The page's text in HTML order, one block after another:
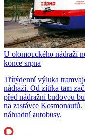
U olomouckého nádraží
konce srpna
Třítýdenní výluka
nádraží. Od zítřka tam
před nádražní budovou
na zastávce
náhradní autobusy.